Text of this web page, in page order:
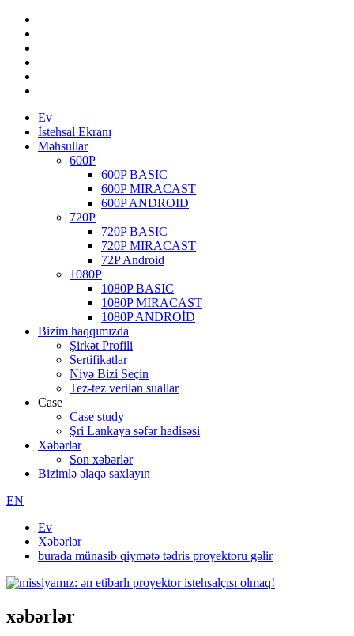
Ev
İstehsal Ekranı
Məhsullar
600P
600P BASIC
600P MIRACAST
600P ANDROID
720P
720P BASIC
720P MIRACAST
72P Android
1080P
1080P BASIC
1080P MIRACAST
1080P ANDROİD
Bizim haqqımızda
Şirkət Profili
Sertifikatlar
Niyə Bizi Seçin
Tez-tez verilən suallar
Case
Case study
Şri Lankaya səfər hadisəsi
Xəbərlər
Son xəbərlər
Bizimlə əlaqə saxlayın
EN
Ev
Xəbərlər
burada münasib qiymətə tədris proyektoru gəlir
xəbərlər